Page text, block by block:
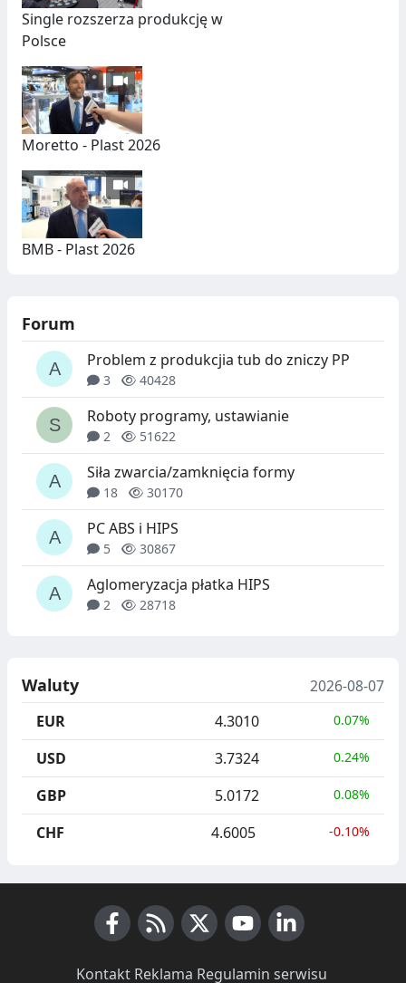
Single rozszerza produkcję w
Polsce
Moretto - Plast 2026
BMB - Plast 2026
Forum
Problem z produkcjia tub do zniczy PP
3 40428
Roboty programy, ustawianie
2 51622
Siła zwarcia/zamknięcia formy
18 30170
PC ABS i HIPS
5 30867
Aglomeryzacja płatka HIPS
2 28718
Waluty
2026-08-07
EUR
4.3010 0.07%
USD 3.7324 0.24%
GBP 5.0172 0.08%
CHF 4.6005 -0.10%
Kontakt· Reklama Regulamin serwisu